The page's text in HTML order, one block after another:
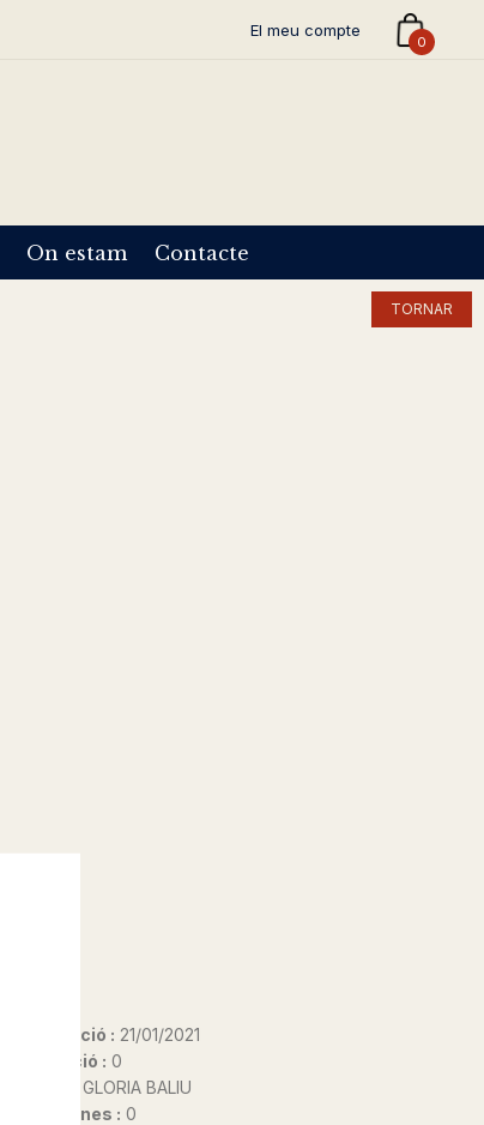
El meu compte
0
On estam Contacte
TORNAR
Data d'edició : 21/01/2021
Any d'edició : 0
GLORIA BALIU
Nº de pàgines : 0